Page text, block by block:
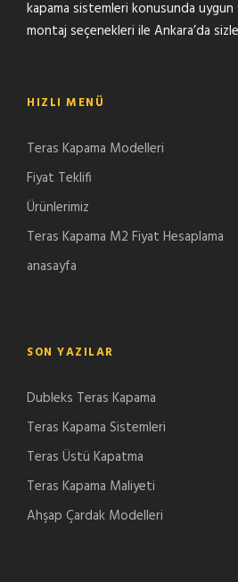
kapama sistemleri konusunda
montaj seçenekleri ile Ankara’da
HIZLI MENÜ
Teras Kapama Modelleri
Fiyat Teklifi
Ürünlerimiz
Teras Kapama M2 Fiyat Hesaplama
anasayfa
SON YAZILAR
Dubleks Teras Kapama
Teras Kapama Sistemleri
Teras Üstü Kapatma
Teras Kapama Maliyeti
Ahşap Çardak Modelleri